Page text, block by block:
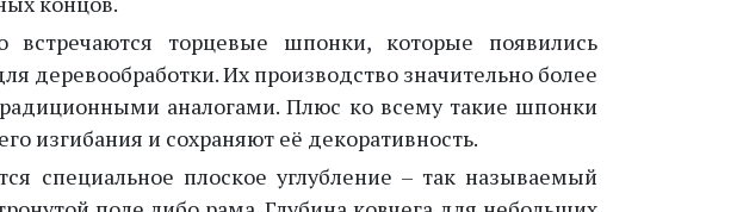
торцевые шпонки, которые появились
деревообработки. Их производство значительно более
аналогами. Плюс ко всему такие шпонки
изгибания и сохраняют её декоративность.
специальное плоское углубление – так называемый